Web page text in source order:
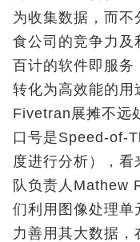
为收集数据，而不
食公司的竞争力及
百计的软件即服务
转化为高效能的
Fivetran展摊不远
口号是
度进行分析），看
队负责人Mathew
们利用图像处理单
力善用其大数据，